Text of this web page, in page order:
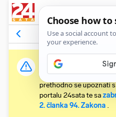
Komentari
Važna obavijest:
Svaki korisnik koji želi
prethodno se upoznati
portalu 24sata te sa
2. članka 94. Zakona .